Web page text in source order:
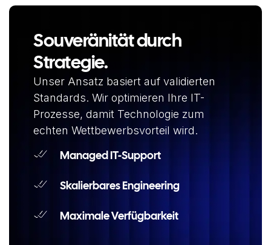
Souveränität durch
Strategie.
Unser Ansatz basiert auf validierten
Standards. Wir optimieren Ihre IT-
Prozesse, damit Technologie zum
echten Wettbewerbsvorteil wird.
Managed IT-Support
Skalierbares Engineering
Maximale Verfügbarkeit